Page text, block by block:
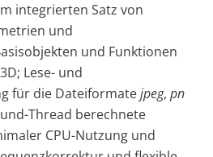
integrierten Satz von
und
und Funktionen
Lese- und
für die Dateiformatejpeg, pn
Thread berechnete
CPU-Nutzung und